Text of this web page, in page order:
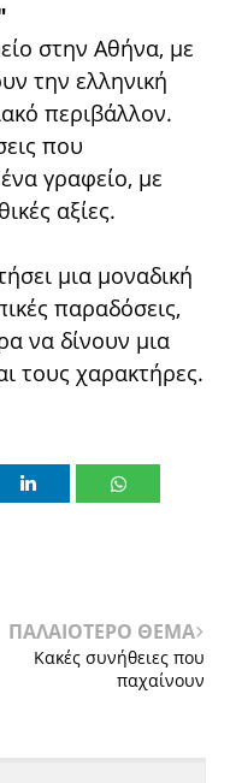
στην Αθήνα, με
την ελληνική
περιβάλλον.
που
γραφείο, με
αξίες.
μια μοναδική
παραδόσεις,
να δίνουν μια
τους χαρακτήρες.
ΠΑΛΑΙΟΤΕΡΟ ΘΕΜΑ
Κακές συνήθειες που
παχαίνουν